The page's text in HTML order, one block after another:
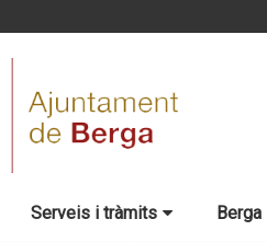
Serveis i tràmits Berga